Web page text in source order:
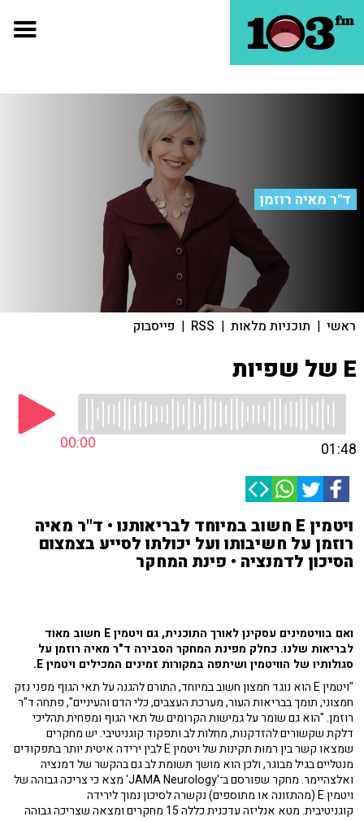
ד"ר מאיה רוזמן
ראשי | תוכניות מלאות |
RSS
| פייסבוק
E של שפיות
00:00 01:48
ויטמין E חשוב במיוחד לבריאותנו • ד"ר מאיה
רוזמן על חשיבותו ועל יכולתו לסייע בצמצום
הסיכון לדמנציה • פינת המחקר
ואם בוויטמינים עסקינן לאורך התוכנית, גם ויטמין E חשוב מאוד
לבריאות שלנו. כחלק מפינת המחקר הסבירה ד"ר מאיה רוזמן על
סגולותיו של הוויטמין ושיתפה במקורות זמינים המכילים ויטמין E.
"ויטמין E הוא נוגד חמצון חשוב במיוחד, התורם להגנה על תאי הגוף מפני נזק
חמצוני, תומך בבריאות העור, מערכת העצבים, כלי הדם והעיניים", פתחה ד"ר
רוזמן. "הוא גם שומר על גמישות הקרומים של תאי הגוף ומפחית תהליכי
דלקת שקשורים להזדקנות, מחלות לב ותפקוד קוגניטיבי. יש מחקרים
שמצאו קשר בין רמות תקינות של ויטמין E לבין ירידה איטית יותר בתפקודים
מנטליים בגיל מבוגר, ולכן הוא מושך תשומת לב גם בהקשר של דמנציה
ואלצהיימר. מחקר שפורסם ב־'JAMA Neurology' מצא כי צריכה גבוהה של
ויטמין E (מהתזונה או מתוספים) נקשרה לסיכון נמוך לירידה
קוגניטיבית. מטא אנליזה עדכנית כללה 15 מחקרים ומצאה שצריכה גבוהה